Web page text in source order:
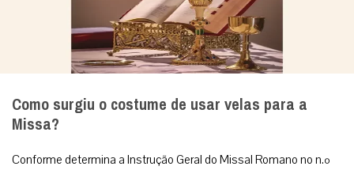
Como surgiu o costume de usar velas para a
Missa?
Conforme determina a Instrução Geral do Missal Romano no n.º